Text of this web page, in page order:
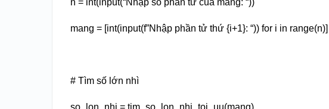
n = int(input(“Nhập số phần tử của mảng: “))
mang = [int(input(f”Nhập phần tử thứ {i+1}: “)) for i in range(n)]
# Tìm số lớn nhì